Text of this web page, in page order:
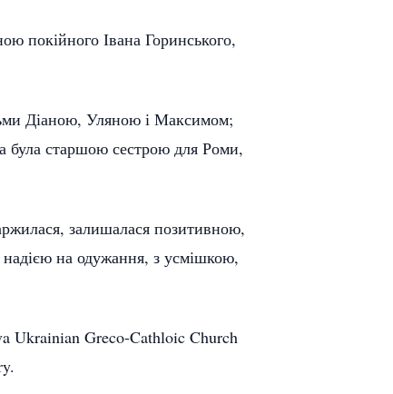
покійного Івана Горинського,
Діаною, Уляною і Максимом;
була старшою сестрою для Роми,
залишалася позитивною,
на одужання, з усмішкою,
Ukrainian Greco-Cathloic Church